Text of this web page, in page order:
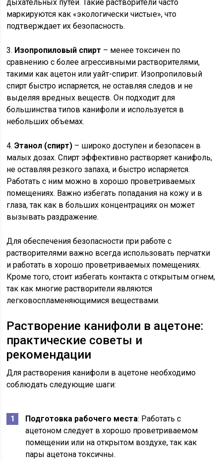
дыхательных путей. Такие растворители часто
маркируются как «экологически чистые», что
подтверждает их безопасность.
3. Изопропиловый спирт – менее токсичен по
сравнению с более агрессивными растворителями,
такими как ацетон или уайт-спирит. Изопропиловый
спирт быстро испаряется, не оставляя следов и не
выделяя вредных веществ. Он подходит для
большинства типов канифоли и используется в
небольших объемах.
4.Этанол (спирт) – широко доступен и безопасен в
малых дозах. Спирт эффективно растворяет канифоль,
не оставляя резкого запаха, и быстро испаряется.
Работать с ним можно в хорошо проветриваемых
помещениях. Важно избегать попадания на кожу и в
глаза, так как в больших концентрациях он может
вызывать раздражение.
Для обеспечения безопасности при работе с
растворителями важно всегда использовать перчатки
и работать в хорошо проветриваемых помещениях.
Кроме того, стоит избегать контакта с открытым огнем,
так как многие растворители являются
легковоспламеняющимися веществами.
Растворение канифоли в ацетоне:
практические советы и
рекомендации
Для растворения канифоли в ацетоне необходимо
соблюдать следующие шаги:
Подготовка рабочего места: Работать с
ацетоном следует в хорошо проветриваемом
помещении или на открытом воздухе, так как
пары ацетона токсичны.